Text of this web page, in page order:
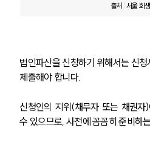
출처 : 서울 회
법인파산을 신청하기 위해서는 신
제출해야 합니다.
신청인의 지위(채무자 또는 채권
수 있으므로, 사전에 꼼꼼히 준비하